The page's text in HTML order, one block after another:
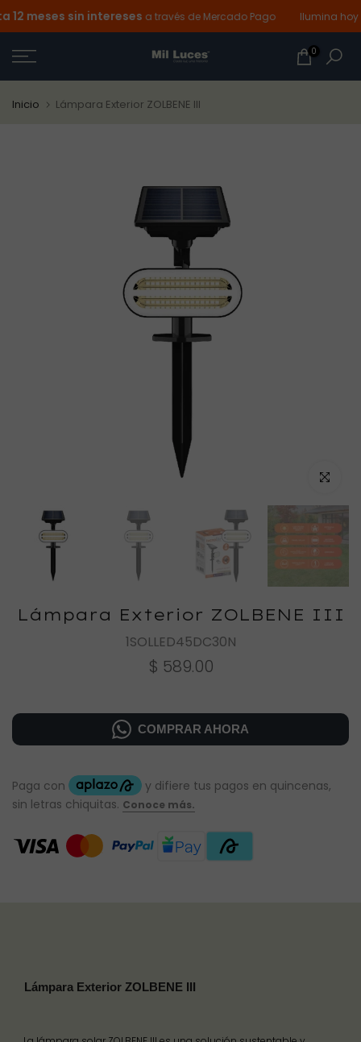
Ir
al
contenido
meses sin interesesa través de Mercado Pago Ilumina hoy
0
Inicio Lámpara Exterior ZOLBENE III
Haz
Lámpara Exterior ZOLBENE III
1SOLLED45DC30N
$ 589.00
COMPRAR AHORA
Lámpara Exterior ZOLBENE III